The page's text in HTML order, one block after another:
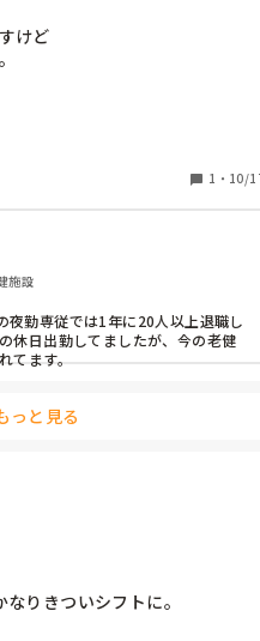
けど
職してるんで。年末年始も休め
1 ・ 10/
施設
夜勤専従では1年に20人以上退職し
休日出勤してましたが、今の老健
てます。
っと見る
りきついシフトに。
。